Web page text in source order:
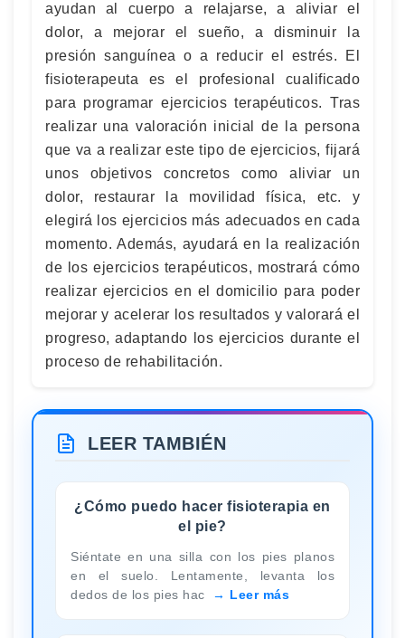
ayudan al cuerpo a relajarse, a aliviar el
dolor, a mejorar el sueño, a disminuir la
presión sanguínea o a reducir el estrés. El
fisioterapeuta es el profesional cualificado
para programar ejercicios terapéuticos. Tras
realizar una valoración inicial de la persona
que va a realizar este tipo de ejercicios, fijará
unos objetivos concretos como aliviar un
dolor, restaurar la movilidad física, etc. y
elegirá los ejercicios más adecuados en cada
momento. Además, ayudará en la realización
de los ejercicios terapéuticos, mostrará cómo
realizar ejercicios en el domicilio para poder
mejorar y acelerar los resultados y valorará el
progreso, adaptando los ejercicios durante el
proceso de rehabilitación.
LEER TAMBIÉN
¿Cómo puedo hacer fisioterapia en
el pie?
Siéntate en una silla con los pies planos
en el suelo. Lentamente, levanta los
dedos de los pies hac
Leer más